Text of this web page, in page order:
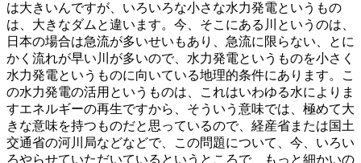
は大きいんですが、いろいろな小さな水力発電というもの
は、大きなダムと違います。今、そこにある川というのは、
日本の場合は急流が多いせいもあり、急流に限らない、とに
かく流れが早い川が多いので、水力発電というものを小さく
水力発電というものに向いている地理的条件にあります。こ
の水力発電の活用というものは、これはいわゆる水によりま
すエネルギーの再生ですから、そういう意味では、極めて大
きな意味を持つものだと思っているので、経産省または国土
交通省の河川局などなどで、この問題について、今、いろい
ろやらせていただいているというところで、もっと細かいの